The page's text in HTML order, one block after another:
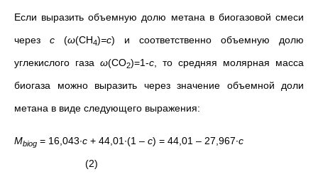
Если выразить объемную долю метана в биогазовой смеси
через с (ω(СН4)=с) и соответственно объемную долю
углекислого газа ω(СО2)=1-с , то средняя молярная масса
биогаза можно выразить через значение объемной доли
метана в виде следующего выражения:
Mbiog = 16,043∙с+ 44,01∙(1 –с) = 44,01 – 27,967∙с
(2)